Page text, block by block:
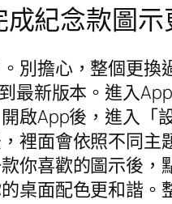
紀念款圖示
別擔心，整個更
新版本。進入
啟App後，進入
裡面會依照不同
你喜歡的圖示後
桌面配色更和諧